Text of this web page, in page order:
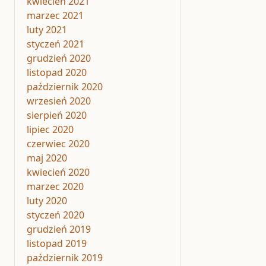
marzec 2021
luty 2021
styczeń 2021
grudzień 2020
listopad 2020
październik 2020
wrzesień 2020
sierpień 2020
lipiec 2020
czerwiec 2020
maj 2020
kwiecień 2020
marzec 2020
luty 2020
styczeń 2020
grudzień 2019
listopad 2019
październik 2019